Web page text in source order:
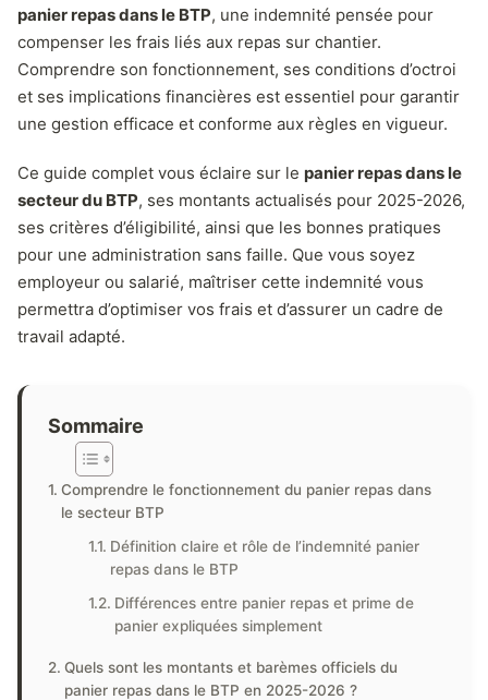
panier repas dans le BTP, une indemnité pensée pour
compenser les frais liés aux repas sur chantier.
Comprendre son fonctionnement, ses conditions d’octroi
et ses implications financières est essentiel pour garantir
une gestion efficace et conforme aux règles en vigueur.
Ce guide complet vous éclaire sur le panier repas dans le
secteur du BTP, ses montants actualisés pour 2025-2026,
ses critères d’éligibilité, ainsi que les bonnes pratiques
pour une administration sans faille. Que vous soyez
employeur ou salarié, maîtriser cette indemnité vous
permettra d’optimiser vos frais et d’assurer un cadre de
travail adapté.
Sommaire
Comprendre le fonctionnement du panier repas dans
le secteur BTP
Définition claire et rôle de l’indemnité panier
repas dans le BTP
Différences entre panier repas et prime de
panier expliquées simplement
Quels sont les montants et barèmes officiels du
panier repas dans le BTP en 2025-2026 ?